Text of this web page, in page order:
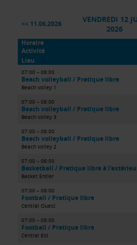
11.06.2026
VENDREDI 12
2026
Horaire
Activité
Lieu
07:00 – 08:00
Beach volleyball / Pratique libre
Beach volley 1
07:00 – 08:00
Beach volleyball / Pratique libre
Beach volley 3
07:00 – 08:00
Beach volleyball / Pratique libre
Beach volley 2
07:00 – 08:00
Basketball / Pratique libre à
Basket Entier
07:00 – 08:00
Football / Pratique libre
Central Ouest
07:00 – 08:00
Football / Pratique libre
Central Est